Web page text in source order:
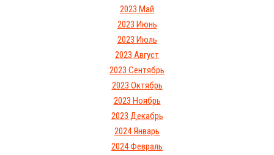
2023 Май
2023 Июнь
2023 Июль
2023 Август
2023 Сентябрь
2023 Октябрь
2023 Ноябрь
2023 Декабрь
2024 Январь
2024 Февраль